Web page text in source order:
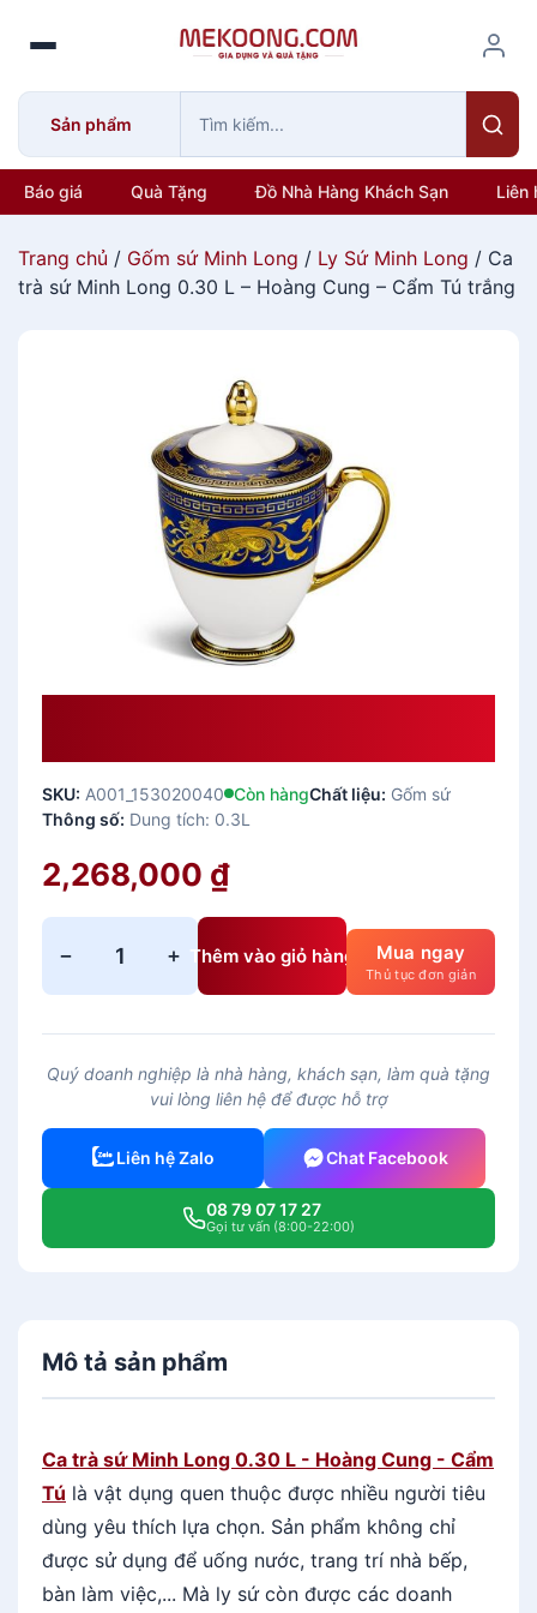
o
Sản phẩm
Báo giá Quà Tặng Đồ Nhà Hàng Khách Sạn Liên
Trang chủ / Gốm sứ Minh Long / Ly Sứ Minh Long / Ca
trà sứ Minh Long 0.30 L – Hoàng Cung – Cẩm Tú trắng
SKU: A001_153020040 Còn hàngChất liệu: Gốm sứ
Thông số: Dung tích: 0.3L
2,268,000 ₫
−
a
à
ứ
i
h
g
0
3
0
L
H
o
+ Thêm vào giỏ hàng Mua ngay
Thủ tục đơn giản
Quý doanh nghiệp là nhà hàng, khách sạn, làm quà tặng
vui lòng liên hệ để được hỗ trợ
Liên hệ Zalo Chat Facebook
08 79 07 17 27
Gọi tư vấn (8:00-22:00)
Mô tả sản phẩm
Ca trà sứ Minh Long 0.30 L - Hoàng Cung - Cẩm
Tú là vật dụng quen thuộc được nhiều người tiêu
dùng yêu thích lựa chọn. Sản phẩm không chỉ
được sử dụng để uống nước, trang trí nhà bếp,
bàn làm việc,... Mà ly sứ còn được các doanh